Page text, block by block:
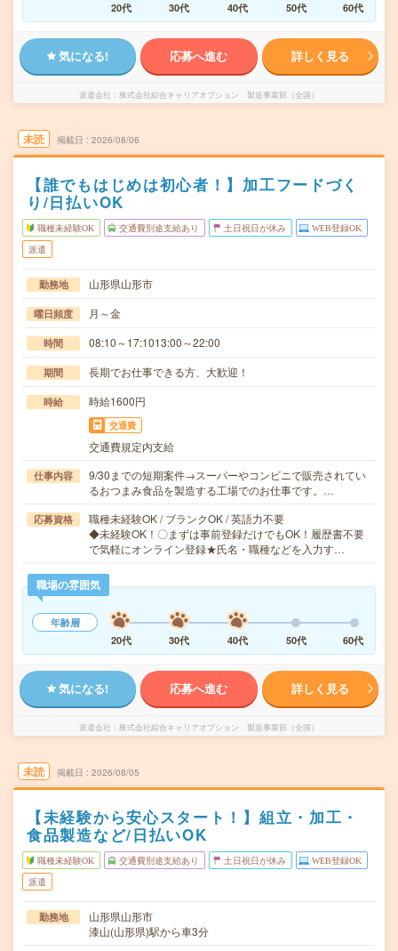
20代
30代 40代 50代 60代
気になる! 応募へ進む 詳しく見る
派遣会社 株式会社綜合キャリアオプション 製造事業部（全国）
未読 掲載日 2026/08/06
【誰でもはじめは初心者！】加工フードづく
り/日払いOK
職種未経験OK 交通費別途支給あり 土日祝日が休み WEB登録OK
派遣
勤務地 山形県山形市
曜日頻度 月～金
時間 08:10～17:1013:00～22:00
期間 長期でお仕事できる方、大歓迎！
時給 時給1600円
交通費
交通費規定内支給
仕事内容
9/30までの短期案件→スーパーやコンビニで販売されてい
るおつまみ食品を製造する工場でのお仕事です。…
応募資格
職種未経験OK / ブランクOK / 英語力不要
◆未経験OK！〇まずは事前登録だけでもOK！履歴書不要
で気軽にオンライン登録★氏名・職種などを入力す…
職場の雰囲気
年齢層
20代
30代 40代 50代 60代
気になる! 応募へ進む 詳しく見る
派遣会社 株式会社綜合キャリアオプション 製造事業部（全国）
未読 掲載日 2026/08/05
【未経験から安心スタート！】組立・加工・
食品製造など/日払いOK
職種未経験OK 交通費別途支給あり 土日祝日が休み WEB登録OK
派遣
勤務地
山形県山形市
漆山(山形県)駅から車3分